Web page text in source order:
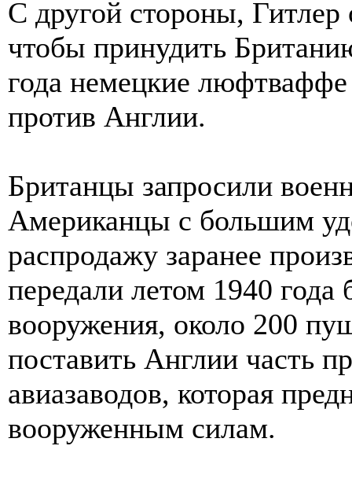
С другой стороны, Гитлер
чтобы принудить
года немецкие
против Англии.
Британцы запросили
Американцы с большим
распродажу заранее
передали летом 1940 года
вооружения, около 200
поставить Англии часть
авиазаводов, которая
вооруженным силам.